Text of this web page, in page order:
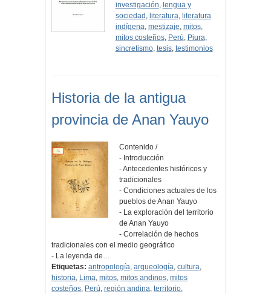
investigación, lengua y
sociedad , literatura, literatura
indígena, mestizaje, mitos,
mitos costeños, Perú, Piura,
sincretismo, tesis, testimonios
Historia de la antigua
provincia de Anan Yauyo
Contenido /
- Introducción
- Antecedentes históricos y
tradicionales
- Condiciones actuales de los
pueblos de Anan Yauyo
- La exploración del territorio
de Anan Yauyo
- Correlación de hechos
tradicionales con el medio geográfico
- La leyenda de…
Etiquetas: antropología, arqueología, cultura,
historia, Lima, mitos, mitos andinos, mitos
costeños, Perú, región andina, territorio,